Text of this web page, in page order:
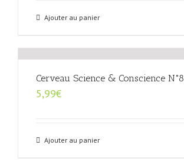
Ajouter au panier
Cerveau Science & Conscience N°8
5,99€
Ajouter au panier